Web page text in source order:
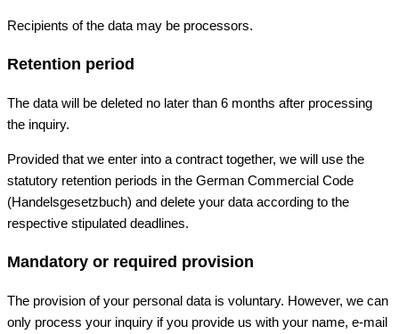
Recipients of the data may be processors.
Retention period
The data will be deleted no later than 6 months after processing
the inquiry.
Provided that we enter into a contract together, we will use the
statutory retention periods in the German Commercial Code
(Handelsgesetzbuch) and delete your data according to the
respective stipulated deadlines.
Mandatory or required provision
The provision of your personal data is voluntary. However, we can
only process your inquiry if you provide us with your name, e-mail